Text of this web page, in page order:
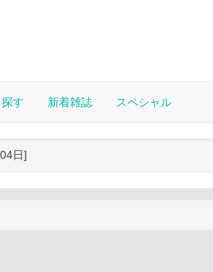
す 新着雑誌 スペシャル
日]